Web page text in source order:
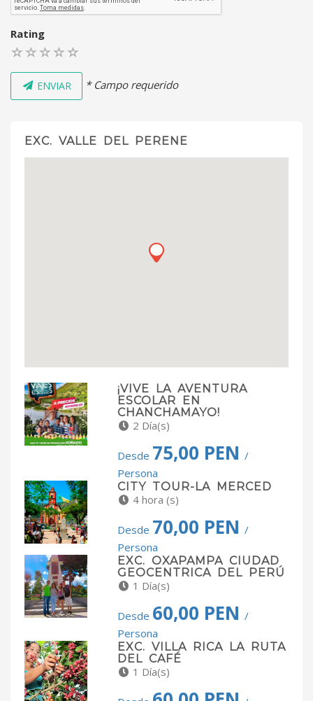
Rating
ENVIAR * Campo requerido
EXC. VALLE DEL PERENE
¡VIVE LA AVENTURA
ESCOLAR EN
CHANCHAMAYO!
2 Día(s)
Desde 75,00 PEN /
Persona
CITY TOUR-LA MERCED
4 hora (s)
Desde 70,00 PEN /
Persona
EXC. OXAPAMPA CIUDAD
GEOCENTRICA DEL PERÚ
1 Día(s)
Desde 60,00 PEN /
Persona
EXC. VILLA RICA LA RUTA
DEL CAFÉ
1 Día(s)